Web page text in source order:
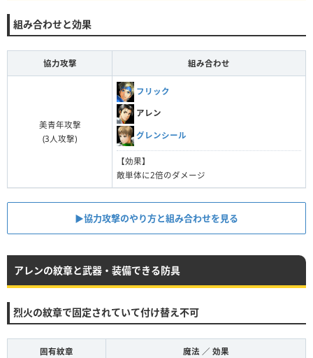
組み合わせと効果
協力攻撃 組み合わせ
美青年攻撃
(3人攻撃)
フリック
アレン
グレンシール
【効果】
敵単体に2倍のダメージ
▶︎協力攻撃のやり方と組み合わせを見る
アレンの紋章と武器・装備できる防具
烈火の紋章で固定されていて付け替え不可
固有紋章 魔法 ／ 効果